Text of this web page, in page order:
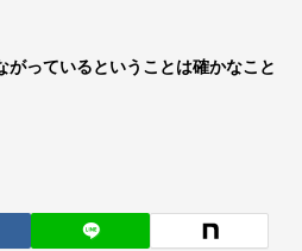
がっているということは確かなこと